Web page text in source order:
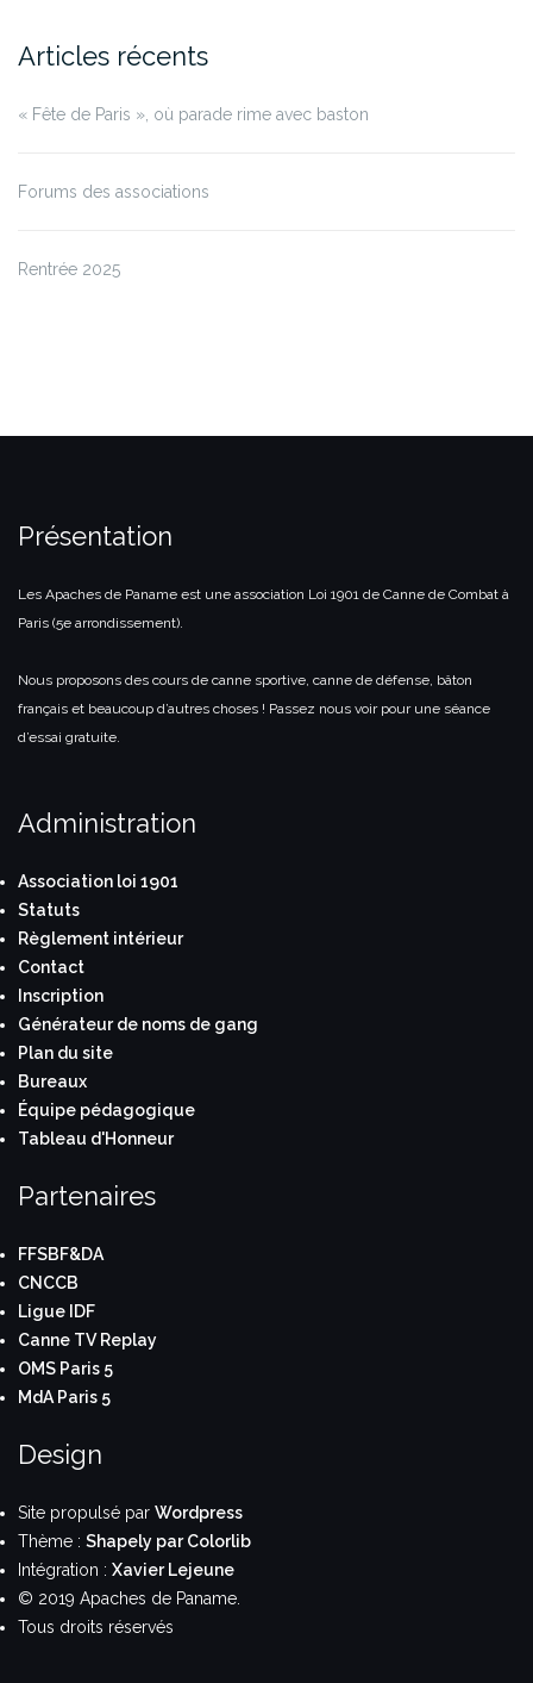
Articles récents
« Fête de Paris », où parade rime avec baston
Forums des associations
Rentrée 2025
Présentation
Les Apaches de Paname est une association Loi 1901 de Canne de Combat à
Paris (5e arrondissement).
Nous proposons des cours de canne sportive, canne de défense, bâton
français et beaucoup d’autres choses ! Passez nous voir pour une séance
d’essai gratuite.
Administration
Association loi 1901
Statuts
Règlement intérieur
Contact
Inscription
Générateur de noms de gang
Plan du site
Bureaux
Équipe pédagogique
Tableau d'Honneur
Partenaires
FFSBF&DA
CNCCB
Ligue IDF
Canne TV Replay
OMS Paris 5
MdA Paris 5
Design
Site propulsé par Wordpress
Thème : Shapely par Colorlib
Intégration : Xavier Lejeune
© 2019 Apaches de Paname.
Tous droits réservés